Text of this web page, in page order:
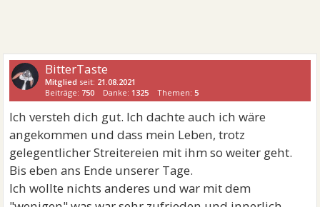
BitterTaste
Mitglied seit: 21.08.2021
Beiträge: 750 Danke: 1325 Themen: 5
Ich versteh dich gut. Ich dachte auch ich wäre
angekommen und dass mein Leben, trotz
gelegentlicher Streitereien mit ihm so weiter geht.
Bis eben ans Ende unserer Tage.
Ich wollte nichts anderes und war mit dem